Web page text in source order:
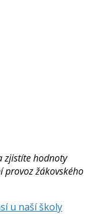
zjistíte hodnoty
provoz žákovského
u naší školy